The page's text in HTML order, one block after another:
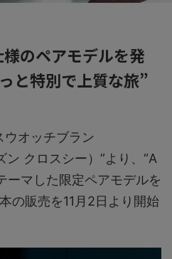
様のペアモデルを発
と特別で上質な旅”
ウオッチブラン
ン クロスシー）”より、“A
ーマした限定ペアモデルを
の販売を11月2日より開始